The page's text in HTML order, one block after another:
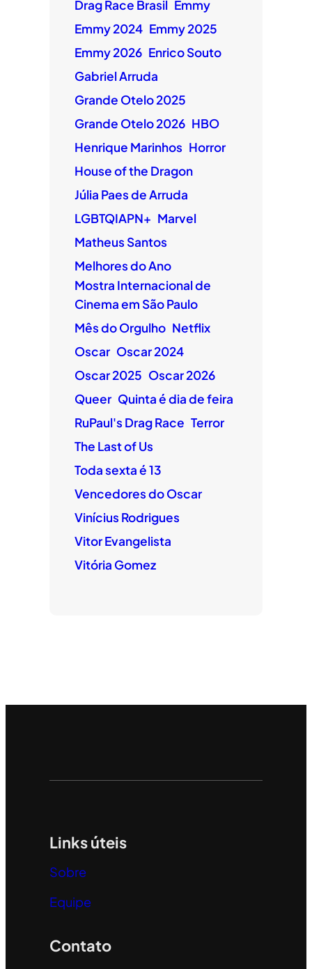
Drag Race Brasil Emmy
Emmy 2024 Emmy 2025
Emmy 2026 Enrico Souto
Gabriel Arruda
Grande Otelo 2025
Grande Otelo 2026 HBO
Henrique Marinhos Horror
House of the Dragon
Júlia Paes de Arruda
LGBTQIAPN+ Marvel
Matheus Santos
Melhores do Ano
Mostra Internacional de
Cinema em São Paulo
Mês do Orgulho Netflix
Oscar Oscar 2024
Oscar 2025 Oscar 2026
Queer Quinta é dia de feira
RuPaul's Drag Race Terror
The Last of Us
Toda sexta é 13
Vencedores do Oscar
Vinícius Rodrigues
Vitor Evangelista
Vitória Gomez
Links úteis
Sobre
Equipe
Contato